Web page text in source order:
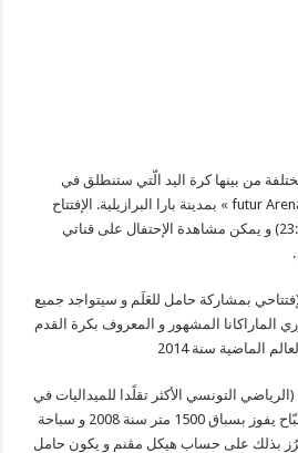
28 رياضة مختلفة من بينها كرة اليد الّتي ستنطلق في
السادس من أوت في قاعة » futur Arena » بمدينة بارا البرازيلية. الإفتتاح
سيكون يوم الجمعة 5 أوت (23:00) و يمكن مشاهدة الإحتفال على قناتي
بمشاركة حامل للعَلَم و سيتواجد جميع
الماراكانا المشهور و المعروف بكرة القدم
الماضية سنة 2014
التونسي الأكثر تقلًدا للميداليات في
تاريخ الألعاب الأولمبية و أوّل سبّاح يفوز بسباق 1500 متر سنة 2008 و سباحة
متر سنة 2012) ليبرُز بذلك على حساب هيكل مڨنم و يكون حامل